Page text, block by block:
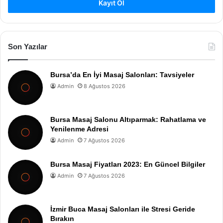
Kayıt Ol
Son Yazılar
Bursa’da En İyi Masaj Salonları: Tavsiyeler
Admin 8 Ağustos 2026
Bursa Masaj Salonu Altıparmak: Rahatlama ve
Yenilenme Adresi
Admin 7 Ağustos 2026
Bursa Masaj Fiyatları 2023: En Güncel Bilgiler
Admin 7 Ağustos 2026
İzmir Buca Masaj Salonları ile Stresi Geride
Bırakın